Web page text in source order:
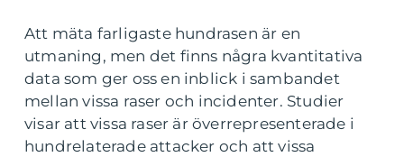
Att mäta farligaste hundrasen är en
utmaning, men det finns några kvantitativa
data som ger oss en inblick i sambandet
mellan vissa raser och incidenter. Studier
visar att vissa raser är överrepresenterade i
hundrelaterade attacker och att vissa